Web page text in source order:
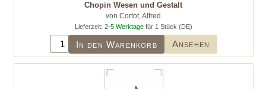
Chopin Wesen und Gestalt
von Cortot, Alfred
Lieferzeit: 2-5 Werktagefür 1 Stück (DE)
In den Warenkorb Ansehen